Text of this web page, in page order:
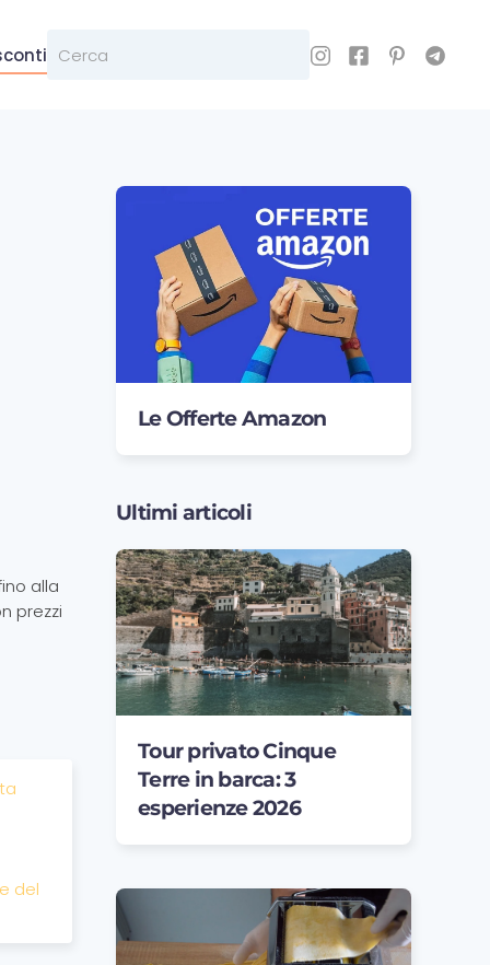
alla
prezzi
del
Le Offerte Amazon
Ultimi articoli
Tour privato Cinque
Terre in barca: 3
esperienze 2026